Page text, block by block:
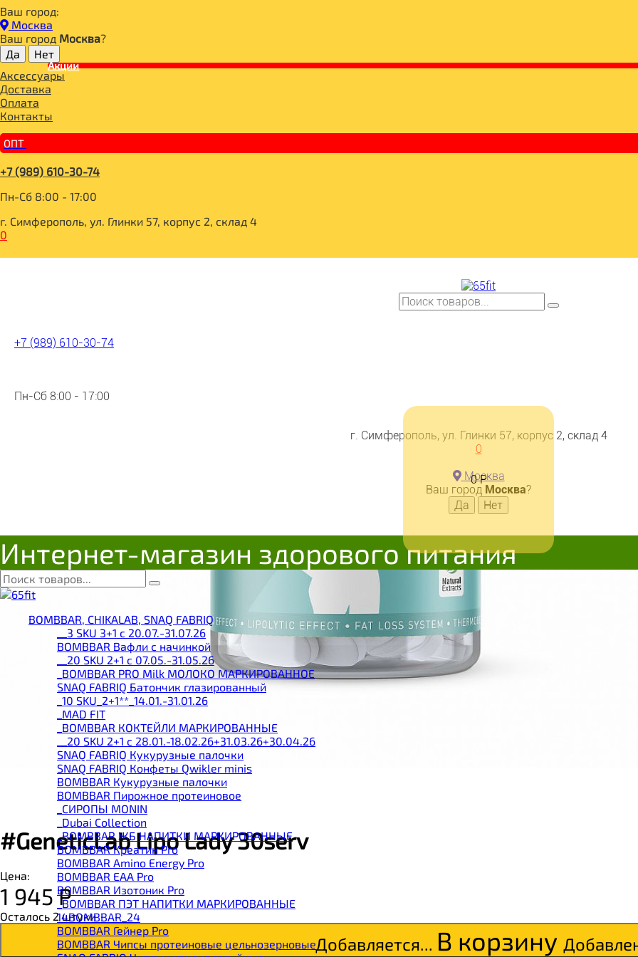
Ваш город:
Москва
Ваш город Москва?
Акции
Аксессуары
Доставка
Оплата
Контакты
ОПТ
+7 (989) 610-30-74
Пн-Сб 8:00 - 17:00
г. Симферополь, ул. Глинки 57, корпус 2, склад 4
0
+7 (989) 610-30-74
Пн-Сб 8:00 - 17:00
г. Симферополь, ул. Глинки 57, корпус 2, склад 4
0
0Р
Москва
Ваш город Москва?
Интернет-магазин здорового питания
BOMBBAR, CHIKALAB, SNAQ FABRIQ
__3 SKU 3+1 с 20.07.-31.07.26
BOMBBAR Вафли с начинкой
__20 SKU 2+1 с 07.05.-31.05.26
_BOMBBAR PRO Milk МОЛОКО МАРКИРОВАННОЕ
SNAQ FABRIQ Батончик глазированный
_10 SKU_2+1**_14.01.-31.01.26
_MAD FIT
_BOMBBAR КОКТЕЙЛИ МАРКИРОВАННЫЕ
__20 SKU 2+1 с 28.01.-18.02.26+31.03.26+30.04.26
SNAQ FABRIQ Кукурузные палочки
SNAQ FABRIQ Конфеты Qwikler minis
BOMBBAR Кукурузные палочки
BOMBBAR Пирожное протеиновое
_CИРОПЫ MONIN
_Dubai Collection
_BOMBBAR ЖБ НАПИТКИ МАРКИРОВАННЫЕ
BOMBBAR Креатин Pro
BOMBBAR Amino Energy Pro
BOMBBAR EAA Pro
BOMBBAR Изотоник Pro
_BOMBBAR ПЭТ НАПИТКИ МАРКИРОВАННЫЕ
14BOMBBAR_24
BOMBBAR Гейнер Pro
BOMBBAR Чипсы протеиновые цельнозерновые
Главная
СПОРТИВНОЕ ПИТАНИЕ
ЖИРОСЖИГАТЕЛИ
#GeneticLab Lipo Lady 30serv
#GeneticLab Lipo Lady 30serv
Цена:
1 945Р
Осталось 2 штуки
Добавляется... В корзину